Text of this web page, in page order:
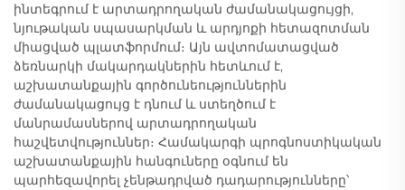
ինտեգրում է արտադրողական ժամանակացույցի,
նյութական սպասարկման և արդյոքի հետազոտման
միացված պլատֆորմում։ Այն ավտոմատացված
ձեռնարկի մակարդակներին հետևում է,
աշխատանքային գործունեություններին
ժամանակացույց է դնում և ստեղծում է
մանրամասներով արտադրողական
հաշվետվություններ։ Համակարգի պրոգնոստիկական
աշխատանքային հանգուները օգնում են
պարհեզավորել չենթադրված դադարությունները՝